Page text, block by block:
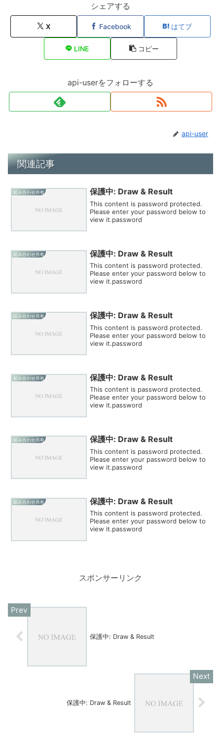
シェアする
X Facebook はてブ
LINE コピー
api-userをフォローする
api-user
関連記事
組み合わせ共有 保護中: Draw & Result
This content is password protected.
Please enter your password below to
view it.password
組み合わせ共有 保護中: Draw & Result
This content is password protected.
Please enter your password below to
view it.password
組み合わせ共有 保護中: Draw & Result
This content is password protected.
Please enter your password below to
view it.password
組み合わせ共有 保護中: Draw & Result
This content is password protected.
Please enter your password below to
view it.password
組み合わせ共有 保護中: Draw & Result
This content is password protected.
Please enter your password below to
view it.password
組み合わせ共有 保護中: Draw & Result
This content is password protected.
Please enter your password below to
view it.password
スポンサーリンク
保護中: Draw & Result
保護中: Draw & Result